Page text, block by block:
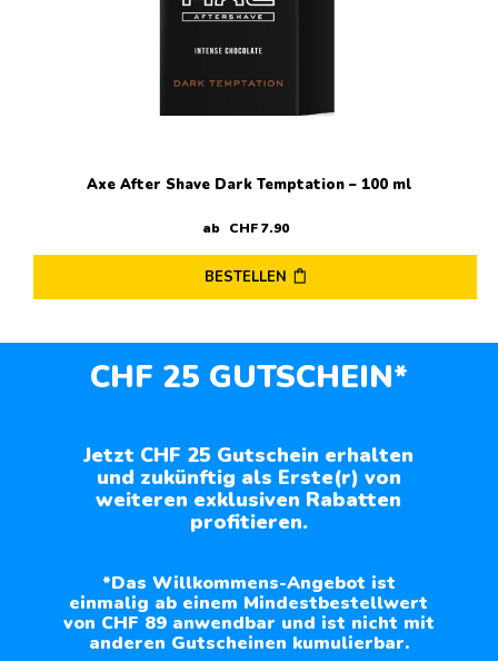
Axe After Shave Dark Temptation – 100 ml
ab CHF7.90
BESTELLEN
CHF 25 GUTSCHEIN*
Jetzt CHF 25 Gutschein erhalten
und zukünftig als Erste(r) von
weiteren exklusiven Rabatten
profitieren.
*Das Willkommens-Angebot ist
einmalig ab einem Mindestbestellwert
von CHF 89 anwendbar und ist nicht mit
anderen Gutscheinen kumulierbar.